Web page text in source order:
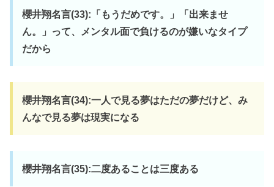
櫻井翔名言(33):「もうだめです。」「出来ませ
ん。」って、メンタル面で負けるのが嫌いなタイプ
だから
櫻井翔名言(34):一人で見る夢はただの夢だけど、み
んなで見る夢は現実になる
櫻井翔名言(35):二度あることは三度ある